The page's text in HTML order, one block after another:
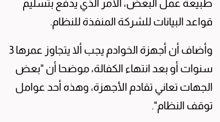
طبيعة عمل البعض، الأمر الذي يدفع بتسليم
قواعد البيانات للشركة المنفذة للنظام.
وأضاف أن أجهزة الخوادم يجب ألا يتجاوز عمرها 3
سنوات أو بعد انتهاء الكفالة، موضحا أن "بعض
الجهات تعاني تقادم الأجهزة، وهذه أحد عوامل
توقف النظام".